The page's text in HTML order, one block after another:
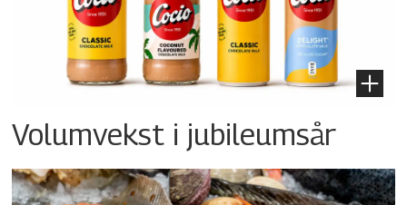
Volumvekst i jubileumsår